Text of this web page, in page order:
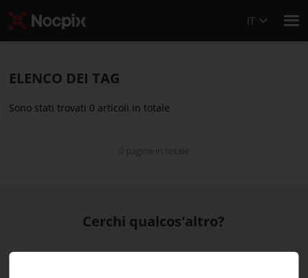
IT
ELENCO DEI TAG
Sono stati trovati 0 articoli in totale
0 pagine in totale
Cerchi qualcos'altro?